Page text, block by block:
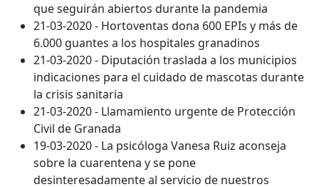
que seguirán abiertos durante la pandemia
21-03-2020 - Hortoventas dona 600 EPIs y más de
6.000 guantes a los hospitales granadinos
21-03-2020 - Diputación traslada a los municipios
indicaciones para el cuidado de mascotas durante
la crisis sanitaria
21-03-2020 - Llamamiento urgente de Protección
Civil de Granada
19-03-2020 - La psicóloga Vanesa Ruiz aconseja
sobre la cuarentena y se pone
desinteresadamente al servicio de nuestros